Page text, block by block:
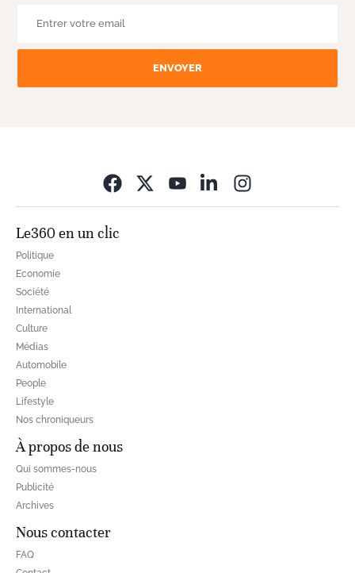
ENVOYER
Le360 en un clic
Politique
Economie
Société
International
Culture
Médias
Automobile
People
Lifestyle
Nos chroniqueurs
À propos de nous
Qui sommes-nous
Publicité
Archives
Nous contacter
FAQ